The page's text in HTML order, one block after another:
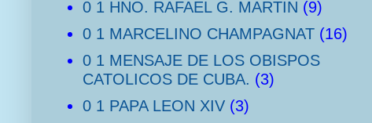
0 1 HNO. RAFAEL G. MARTIN (9)
0 1 MARCELINO CHAMPAGNAT (16)
0 1 MENSAJE DE LOS OBISPOS
CATOLICOS DE CUBA. (3)
0 1 PAPA LEON XIV (3)